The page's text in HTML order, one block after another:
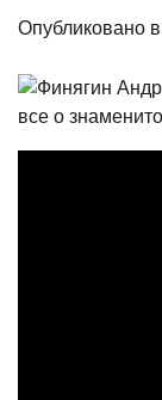
Опубликовано в